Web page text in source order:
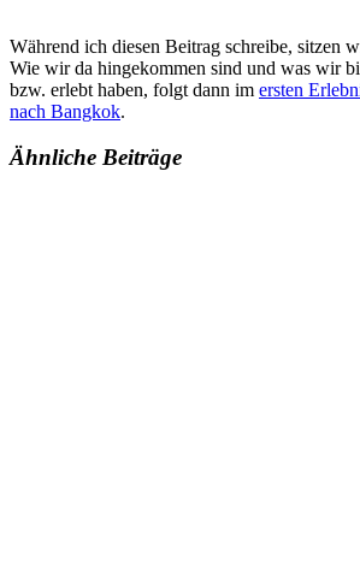
Während ich diesen Beitrag schreibe, sitzen
Wie wir da hingekommen sind und was wir
bzw. erlebt haben, folgt dann im ersten
nach Bangkok.
Ähnliche Beiträge